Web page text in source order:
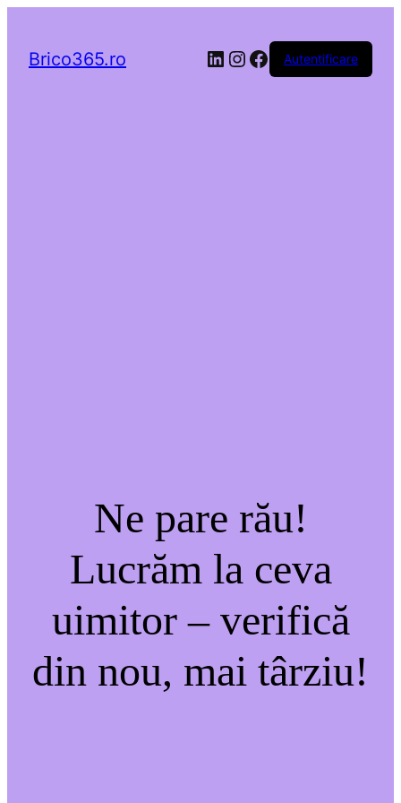
Brico365.ro LinkedIn
Instagram
Facebook
Autentificare
Ne pare rău!
Lucrăm la ceva
uimitor – verifică
din nou, mai târziu!